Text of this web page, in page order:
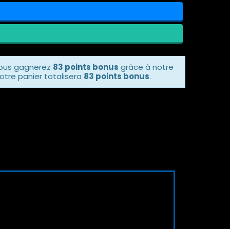
gagnerez 83 points bonus grâce à notre
panier totalisera 83 points bonus.